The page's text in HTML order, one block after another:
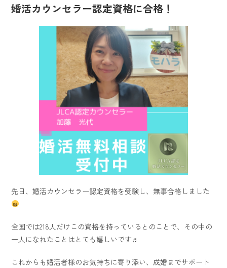
婚活カウンセラー認定資格に合格！
先日、婚活カウンセラー認定資格を受験し、無事合格しました
全国では218人だけこの資格を持っているとのことで、その中の
一人になれたことはとても嬉しいです♬
これからも婚活者様のお気持ちに寄り添い、成婚までサポート